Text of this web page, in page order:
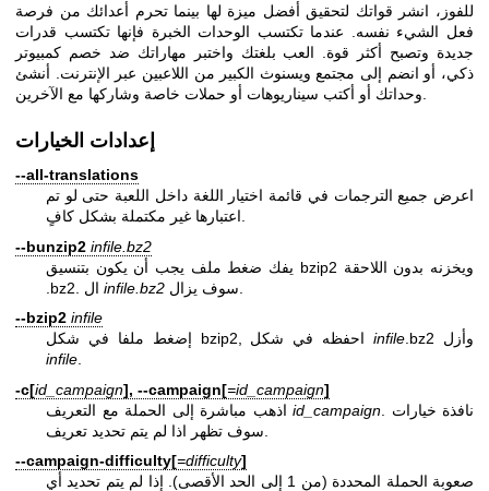
للفوز، انشر قواتك لتحقيق أفضل ميزة لها بينما تحرم أعدائك من فرصة
فعل الشيء نفسه. عندما تكتسب الوحدات الخبرة فإنها تكتسب قدرات
جديدة وتصبح أكثر قوة. العب بلغتك واختبر مهاراتك ضد خصم كمبيوتر
ذكي، أو انضم إلى مجتمع ويسنوث الكبير من اللاعبين عبر الإنترنت. أنشئ
إعدادات الخيارات
--all-translations
اعرض جميع الترجمات في قائمة اختيار اللغة داخل اللعبة حتى لو تم
اعتبارها غير مكتملة بشكل كافٍ.
--bunzip2 infile.bz2
يفك ضغط ملف يجب أن يكون بتنسيق bzip2 ويخزنه بدون اللاحقة
infile.bz2
--bzip2 infile
إضغط ملفا في شكل bzip2, احفظه في شكلinfile
.bz2 وأزل
infile
-c[id_campaign], --campaign[=id_campaign]
id_campaign
--campaign-difficulty[=difficulty]
صعوبة الحملة المحددة (من 1 إلى الحد الأقصى). إذا لم يتم تحديد أي